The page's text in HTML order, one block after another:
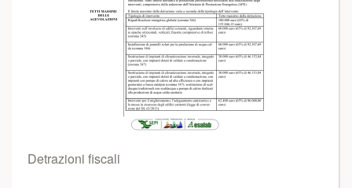
Detrazioni fiscali